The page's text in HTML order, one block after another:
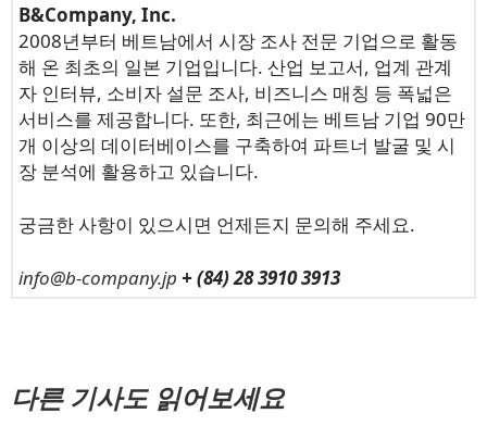
B&Company, Inc.
2008년부터 베트남에서 시장 조사 전문 기업으로 활동
해 온 최초의 일본 기업입니다. 산업 보고서, 업계 관계
자 인터뷰, 소비자 설문 조사, 비즈니스 매칭 등 폭넓은
서비스를 제공합니다. 또한, 최근에는 베트남 기업 90만
개 이상의 데이터베이스를 구축하여 파트너 발굴 및 시
장 분석에 활용하고 있습니다.
궁금한 사항이 있으시면 언제든지 문의해 주세요.
info@b-company.jp + (84) 28 3910 3913
다른 기사도 읽어보세요